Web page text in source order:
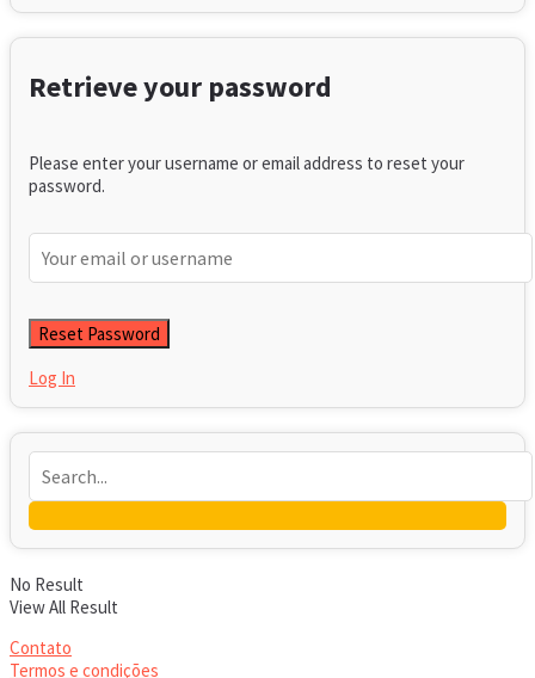
Retrieve your password
Please enter your username or email address to reset your
password.
Log In
No Result
View All Result
Contato
Termos e condições